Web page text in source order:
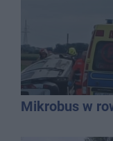
Mikrobus w